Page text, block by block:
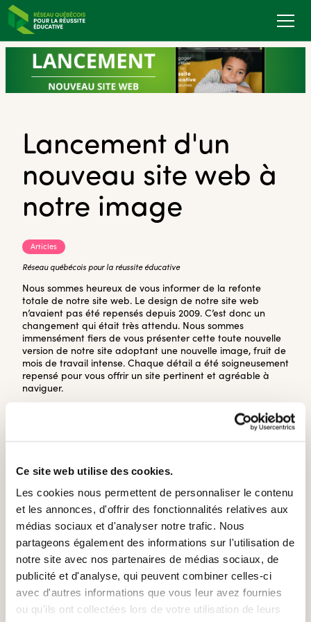
Ce site web utilise des cookies.
Les cookies nous permettent de personnaliser le contenu
et les annonces, d'offrir des fonctionnalités relatives aux
médias sociaux et d'analyser notre trafic. Nous
partageons également des informations sur l'utilisation de
notre site avec nos partenaires de médias sociaux, de
publicité et d'analyse, qui peuvent combiner celles-ci
avec d'autres informations que vous leur avez fournies
ou qu'ils ont collectées lors de votre utilisation de leurs
Lancement d'un
nouveau site web à
notre image
Articles
Réseau québécois pour la réussite éducative
Nous sommes heureux de vous informer de la refonte
totale de notre site web. Le design de notre site web
n’avaient pas été repensés depuis 2009. C’est donc un
changement qui était très attendu. Nous sommes
immensément fiers de vous présenter cette toute nouvelle
version de notre site adoptant une nouvelle image, fruit de
mois de travail intense. Chaque détail a été soigneusement
repensé pour vous offrir un site pertinent et agréable à
naviguer.
Nous vous invitons à explorer notre site où vous découvrirez
nouvelle page où toutes nos publications (rapports et
d’informations, fiches et infographies et mémoires) sont
rassemblées et où il est possible d’effectuer des recherches
selon le thème ou la catégorie. Ce nouvel onglet facilitera
grandement l’accès à toutes les informations qui sont
pertinentes pour vous.
Des contenus diversifiés
Ce nouveau site offre également une bonification des
contenus et nous nous faisons un devoir de les faire
évoluer. En effet, vous retrouverez plus d’informations sur